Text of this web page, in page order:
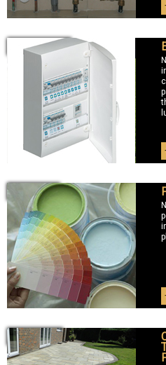
+ ELECTRICITE
+ PEINTURE
+ TERRASSE